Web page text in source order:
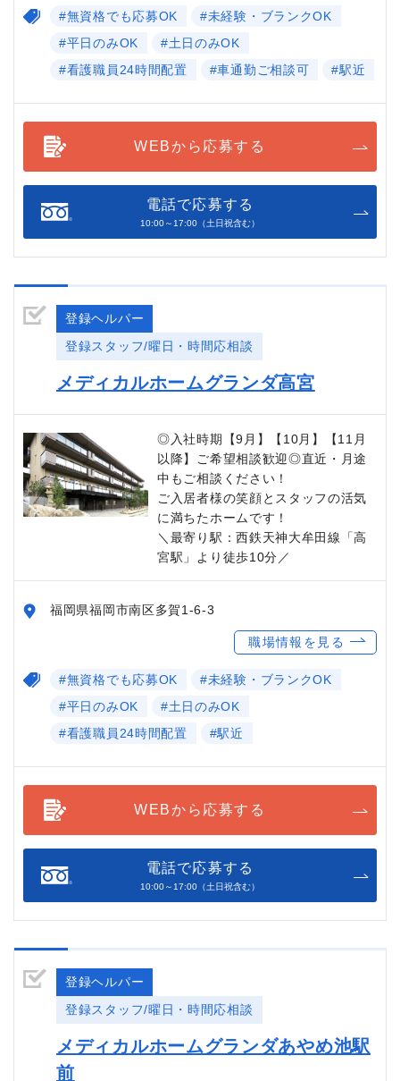
#無資格でも応募OK
#未経験・ブランクOK
#平日のみOK
#土日のみOK
#看護職員24時間配置
#車通勤ご相談可 #駅近
WEBから応募する
電話で応募する
10:00～17:00（土日祝含む）
登録ヘルパー
登録スタッフ/曜日・時間応相談
メディカルホームグランダ高宮
◎入社時期【9月】【10月】【11月
以降】ご希望相談歓迎◎直近・月途
中もご相談ください！
ご入居者様の笑顔とスタッフの活気
に満ちたホームです！
＼最寄り駅：西鉄天神大牟田線「高
宮駅」より徒歩10分／
福岡県福岡市南区多賀1-6-3
職場情報を見る
#無資格でも応募OK
#未経験・ブランクOK
#平日のみOK
#土日のみOK
#看護職員24時間配置
#駅近
WEBから応募する
電話で応募する
10:00～17:00（土日祝含む）
登録ヘルパー
登録スタッフ/曜日・時間応相談
メディカルホームグランダあやめ池駅
前